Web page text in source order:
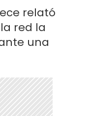
relató
red la
una